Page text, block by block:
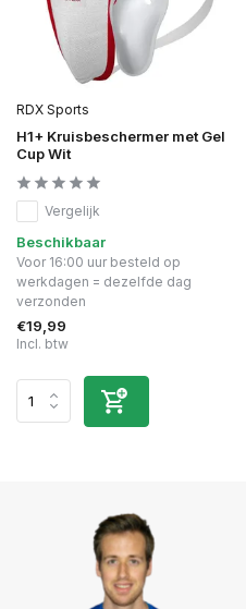
RDX Sports
H1+ Kruisbeschermer met Gel
Cup Wit
Vergelijk
Beschikbaar
Voor 16:00 uur besteld op
werkdagen = dezelfde dag
verzonden
€19,99
Incl. btw